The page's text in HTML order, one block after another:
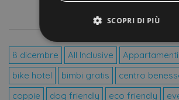
8 dicembre All Inclusive
bike hotel
bimbi gratis centro
coppie
dog friendly eco friendly
SCOPRI DI PIÙ
Strettamente necessari
Targeting
Funzionalità
Non classificati